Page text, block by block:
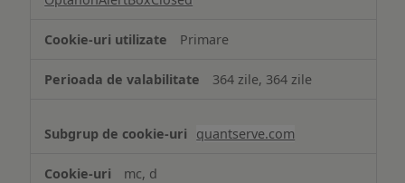
Primare
364 zile, 364 zile
quantserve.com
mc, d